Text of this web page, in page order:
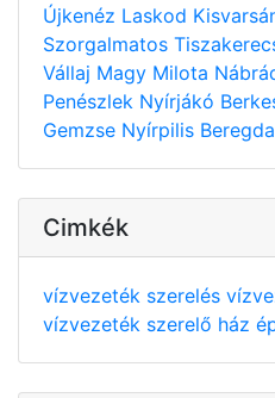
Újkenéz Laskod
Szorgalmatos
Vállaj Magy Milota
Penészlek Nyírjákó
Gemzse Nyírpilis
Cimkék
vízvezeték szerelés
vízvezeték szerelő ház